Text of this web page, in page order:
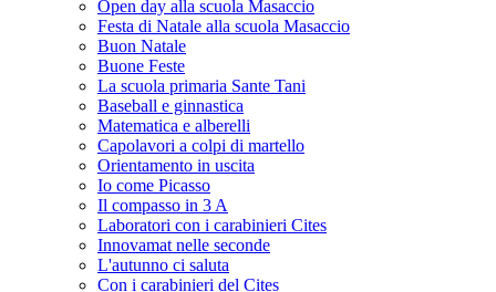
Open day alla scuola Masaccio
Festa di Natale alla scuola Masaccio
Buon Natale
Buone Feste
La scuola primaria Sante Tani
Baseball e ginnastica
Matematica e alberelli
Capolavori a colpi di martello
Orientamento in uscita
Io come Picasso
Il compasso in 3 A
Laboratori con i carabinieri Cites
Innovamat nelle seconde
L'autunno ci saluta
Con i carabinieri del Cites